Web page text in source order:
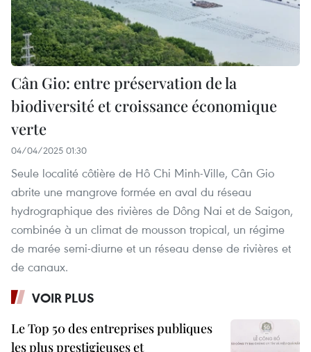
Cân Gio: entre préservation de la
biodiversité et croissance économique
verte
04/04/2025 01:30
Seule localité côtière de Hô Chi Minh-Ville, Cân Gio
abrite une mangrove formée en aval du réseau
hydrographique des rivières de Dông Nai et de Saigon,
combinée à un climat de mousson tropical, un régime
de marée semi-diurne et un réseau dense de rivières et
de canaux.
VOIR PLUS
Le Top 50 des entreprises publiques
les plus prestigieuses et